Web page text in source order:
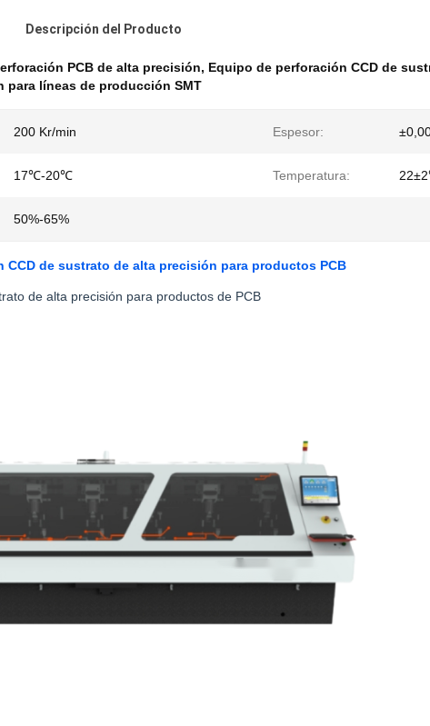
Descripción del Producto
PCB de alta precisión, Equipo de perforación CCD de
para líneas de producción SMT
200 Kr/min Espesor:
17℃-20℃ Temperatura:
50%-65%
CCD de sustrato de alta precisión para productos PCB
de alta precisión para productos de PCB